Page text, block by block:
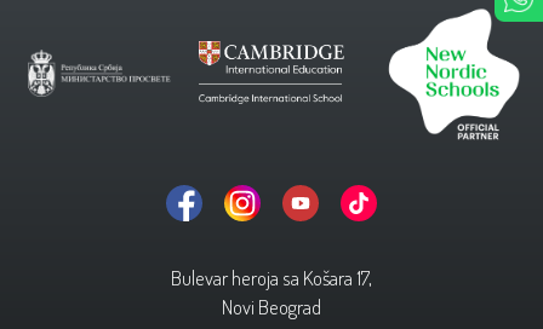
Bulevar heroja sa Košara 17,
Novi Beograd